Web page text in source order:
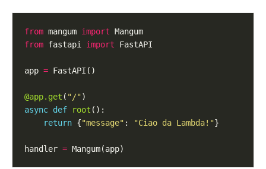
from mangum import
from fastapi import
app =
@app.get ( "/"
async def root
return {"message" : "Ciao da Lambda!"
handler =